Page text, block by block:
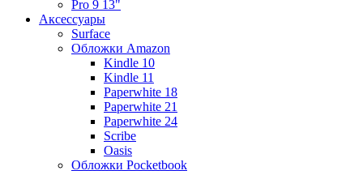
Pro 9 13"
Аксессуары
Surface
Обложки Amazon
Kindle 10
Kindle 11
Paperwhite 18
Paperwhite 21
Paperwhite 24
Scribe
Oasis
Обложки Pocketbook